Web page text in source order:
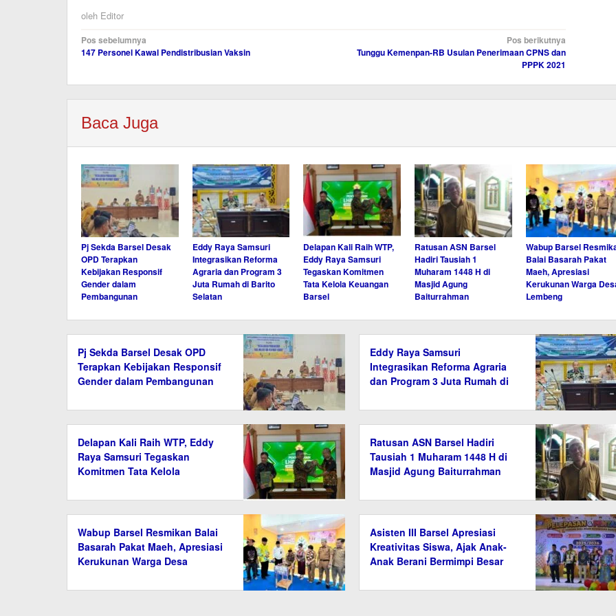
oleh Editor
Navigasi
pos
Pos sebelumnya
147 Personel Kawal Pendistribusian Vaksin
Pos berikutnya
Tunggu Kemenpan-RB Usulan Penerimaan CPNS dan
PPPK 2021
Baca Juga
Pj Sekda Barsel Desak
OPD Terapkan
Kebijakan Responsif
Gender dalam
Pembangunan
Eddy Raya Samsuri
Integrasikan Reforma
Agraria dan Program 3
Juta Rumah di Barito
Selatan
Delapan Kali Raih WTP,
Eddy Raya Samsuri
Tegaskan Komitmen
Tata Kelola Keuangan
Barsel
Ratusan ASN Barsel
Hadiri Tausiah 1
Muharam 1448 H di
Masjid Agung
Baiturrahman
Wabup Barsel
Balai Basarah Pakat
Maeh, Apresiasi
Kerukunan Warga
Lembeng
Pj Sekda Barsel Desak OPD
Terapkan Kebijakan Responsif
Gender dalam Pembangunan
Eddy Raya Samsuri
Integrasikan Reforma Agraria
dan Program 3 Juta Rumah di
Delapan Kali Raih WTP, Eddy
Raya Samsuri Tegaskan
Komitmen Tata Kelola
Ratusan ASN Barsel Hadiri
Tausiah 1 Muharam 1448 H di
Masjid Agung Baiturrahman
Wabup Barsel Resmikan Balai
Basarah Pakat Maeh, Apresiasi
Kerukunan Warga Desa
Asisten III Barsel Apresiasi
Kreativitas Siswa, Ajak Anak-
Anak Berani Bermimpi Besar